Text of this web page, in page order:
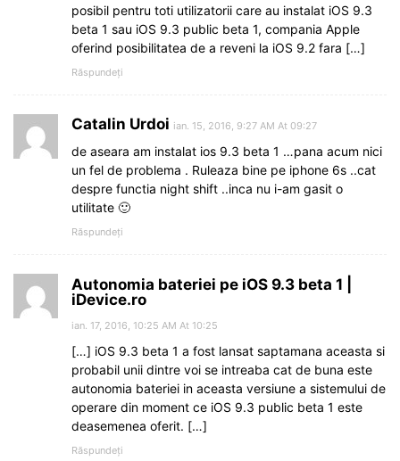
posibil pentru toti utilizatorii care au instalat iOS 9.3
beta 1 sau iOS 9.3 public beta 1, compania Apple
oferind posibilitatea de a reveni la iOS 9.2 fara […]
Răspundeți
Catalin Urdoi ian. 15, 2016, 9:27 AM At 09:27
de aseara am instalat ios 9.3 beta 1 …pana acum nici
un fel de problema . Ruleaza bine pe iphone 6s ..cat
despre functia night shift ..inca nu i-am gasit o
utilitate 🙂
Răspundeți
Autonomia bateriei pe iOS 9.3 beta 1 |
iDevice.ro
ian. 17, 2016, 10:25 AM At 10:25
[…] iOS 9.3 beta 1 a fost lansat saptamana aceasta si
probabil unii dintre voi se intreaba cat de buna este
autonomia bateriei in aceasta versiune a sistemului de
operare din moment ce iOS 9.3 public beta 1 este
deasemenea oferit. […]
Răspundeți